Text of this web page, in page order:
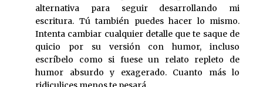
alternativa para seguir desarrollando mi
escritura. Tú también puedes hacer lo mismo.
Intenta cambiar cualquier detalle que te saque de
quicio por su versión con humor, incluso
escríbelo como si fuese un relato repleto de
humor absurdo y exagerado. Cuanto más lo